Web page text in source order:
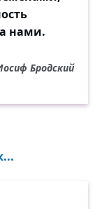
нами.
Бродский